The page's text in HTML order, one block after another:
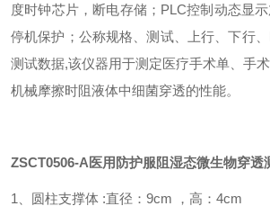
度时钟芯片，断电存储；PLC控制动态显
停机保护；公称规格、测试、上行、下行
测试数据,该仪器用于测定医疗手术单、手
机械摩擦时阻液体中细菌穿透的性能。
ZSCT0506-A医用防护服阻湿态微生物穿透
1、圆柱支撑体 :直径：9cm ，高：4cm